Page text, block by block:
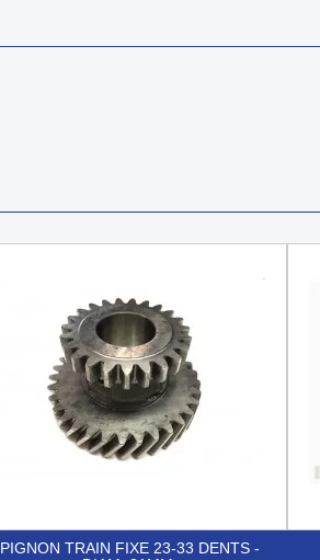
PIGNON TRAIN FIXE 23-33 DENTS -